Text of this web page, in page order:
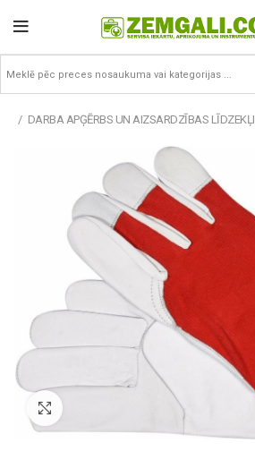
DARBA APĢĒRBS UN AIZSARDZĪBAS LĪDZEKĻI